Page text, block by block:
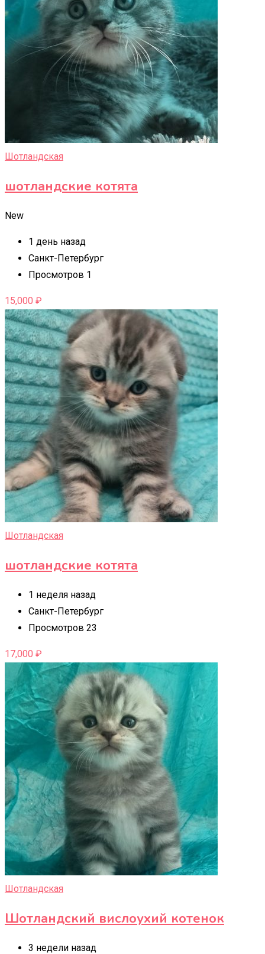
Шотландская
шотландские котята
New
1 день назад
Санкт-Петербург
Просмотров 1
15,000 ₽
Шотландская
шотландские котята
1 неделя назад
Санкт-Петербург
Просмотров 23
17,000 ₽
Шотландская
Шотландский вислоухий котенок
3 недели назад